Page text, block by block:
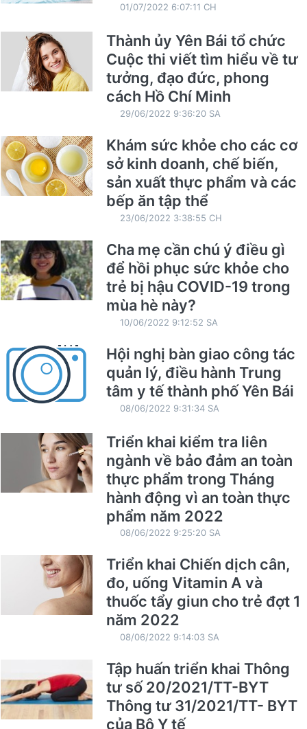
01/07/2022 6:07:11 CH
Thành ủy Yên Bái tổ chức
Cuộc thi viết tìm hiểu về tư
tưởng, đạo đức, phong
cách Hồ Chí Minh
29/06/2022 9:36:20 SA
Khám sức khỏe cho các cơ
sở kinh doanh, chế biến,
sản xuất thực phẩm và các
bếp ăn tập thể
23/06/2022 3:38:55 CH
Cha mẹ cần chú ý điều gì
để hồi phục sức khỏe cho
trẻ bị hậu COVID-19 trong
mùa hè này?
10/06/2022 9:12:52 SA
Hội nghị bàn giao công tác
quản lý, điều hành Trung
tâm y tế thành phố Yên Bái
08/06/2022 9:31:34 SA
Triển khai kiểm tra liên
ngành về bảo đảm an toàn
thực phẩm trong Tháng
hành động vì an toàn thực
phẩm năm 2022
08/06/2022 9:25:20 SA
Triển khai Chiến dịch cân,
đo, uống Vitamin A và
thuốc tẩy giun cho trẻ đợt 1
năm 2022
08/06/2022 9:14:03 SA
Tập huấn triển khai Thông
tư số 20/2021/TT-BYT
Thông tư 31/2021/TT- BYT
của Bộ Y tế